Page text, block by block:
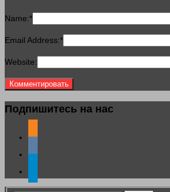
Name:*
Email Address:*
Website:
Подпишитесь на нас